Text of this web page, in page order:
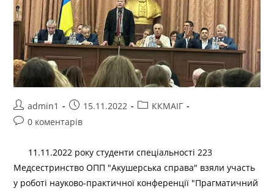
admin1 15.11.2022
ККМАІГ
0 коментарів
11.11.2022 року студенти спеціальності 223
Медсестринство ОПП "Акушерська справа" взяли участь
у роботі науково-практичної конференції "Прагматичний